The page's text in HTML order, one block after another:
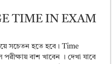
TIME IN EXAM
সচেতন হতে হবে। Time
বাশ খাবেন । দেখা যাবে